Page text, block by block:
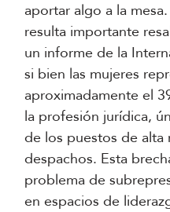
aportar algo a la
resulta importante
un informe de la
si bien las mujeres
aproximadamente el
la profesión jurídica,
de los puestos de alta
despachos. Esta
problema de
en espacios de